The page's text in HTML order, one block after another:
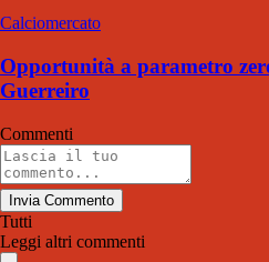
Calciomercato
Opportunità a parametro
Guerreiro
Commenti
Invia Commento
Tutti
Leggi altri commenti